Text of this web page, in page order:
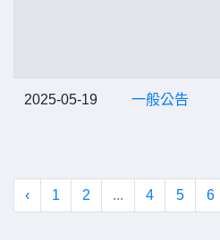
2025-05-19 一般公告
‹ 1 2 ... 4 5 6